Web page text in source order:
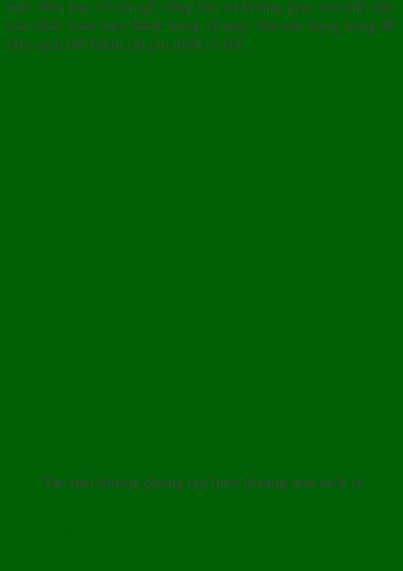
bạn. Nếu bạn có sân gỗ cứng lớn và không gian sàn mở, hãy
cân nhắc mua máy đánh bóng và máy chà sàn hạng nặng để
làm sạch tiết kiệm chi phí nhất có thể.
Tao moi truong phong tap luon thoang mat sach se